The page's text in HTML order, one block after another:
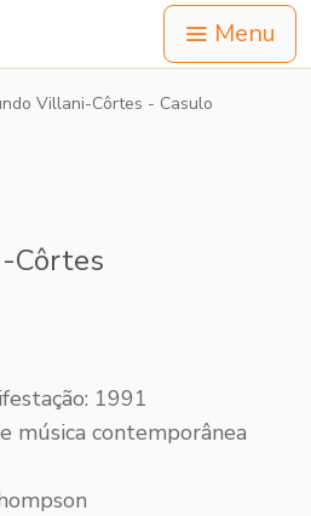
Menu
Villani-Côrtes - Casulo
Côrtes
1991
música contemporânea